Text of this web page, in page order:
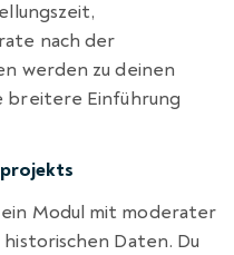
nach der
werden zu deinen
breitere Einführung
Modul mit moderater
Daten. Du